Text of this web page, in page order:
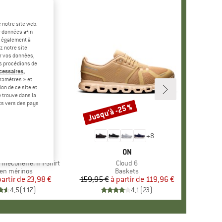
II T-Shirt
group
mérinos
Prix
Prix réduit
de 23,98 €
4,5(117)
%
+8
MARQUE
ON
Article
Cloud 6
Product group
Baskets
Prix
159,95 € Prix réduit
à partir de 119,96 €
4,1(23)
Remise
Jusqu'à -25 %
site web.
afin
à
notre site
données,
procédions de
» et
de ce site et
trouve dans la
vers des pays